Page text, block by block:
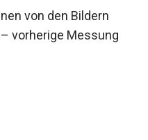
von den Bildern
vorherige Messung